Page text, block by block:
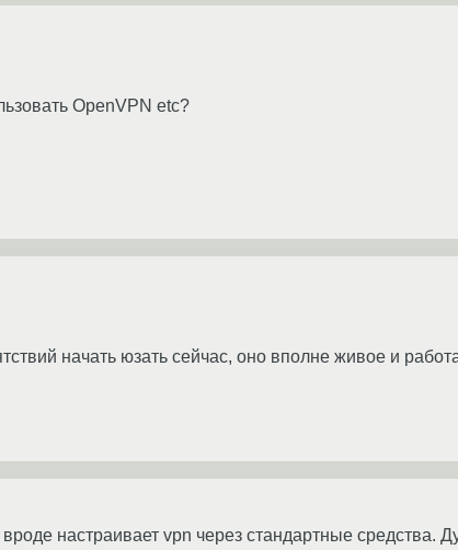
OpenVPN etc?
начать юзать сейчас, оно вполне живое и
настраивает vpn через стандартные средства.